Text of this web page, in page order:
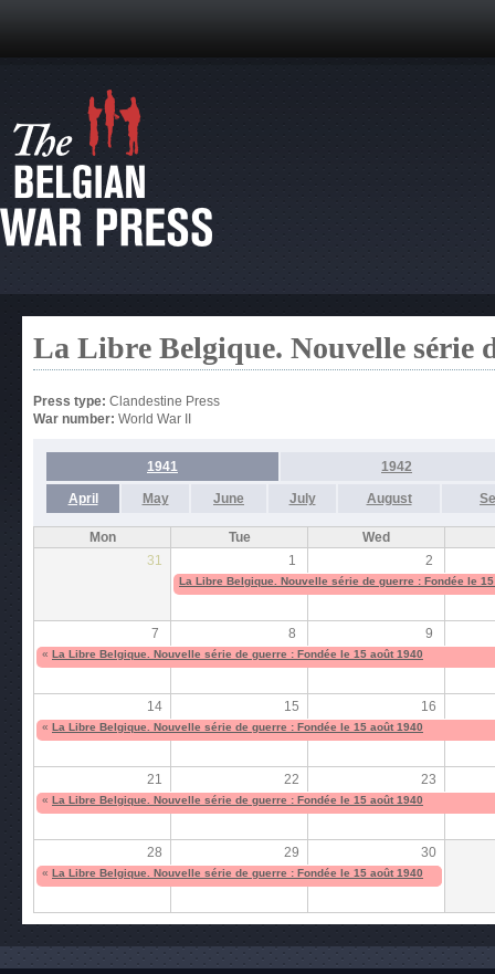
La Libre Belgique. Nouvelle série
Press type: Clandestine Press
War number: World War II
1941 1942
April May June July August
Mon Tue
Wed
31
1 2
La Libre Belgique. Nouvelle série de guerre : Fondée le
7 8 9
« La Libre Belgique. Nouvelle série de guerre : Fondée le 15 août 1940
14 15 16
« La Libre Belgique. Nouvelle série de guerre : Fondée le 15 août 1940
21 22 23
« La Libre Belgique. Nouvelle série de guerre : Fondée le 15 août 1940
28 29 30
« La Libre Belgique. Nouvelle série de guerre : Fondée le 15 août 1940